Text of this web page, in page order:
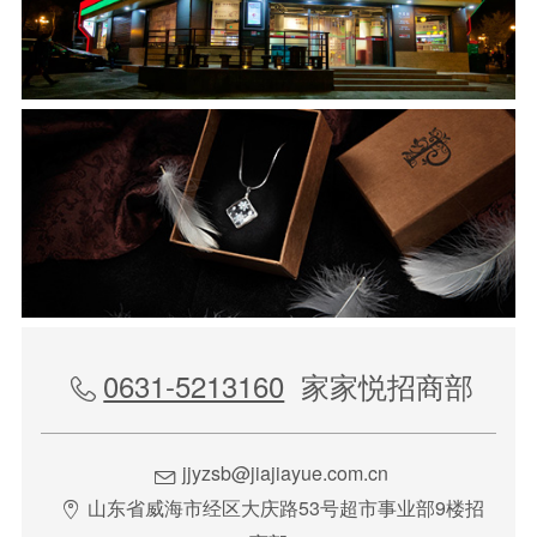
 0631-5213160 家家悦招商部
 jjyzsb@jiajiayue.com.cn
 山东省威海市经区大庆路53号超市事业部9楼招